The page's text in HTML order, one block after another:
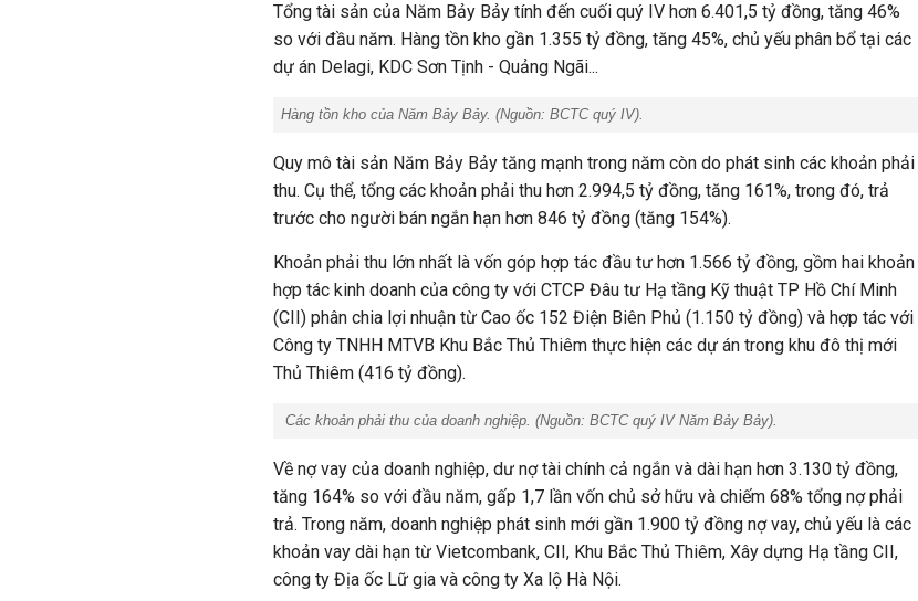
Tổng tài sản của Năm Bảy Bảy tính đến cuối quý IV hơn 6.401,5 tỷ đồng, tăng 46%
so với đầu năm. Hàng tồn kho gần 1.355 tỷ đồng, tăng 45%, chủ yếu phân bổ tại các
dự án Delagi, KDC Sơn Tịnh - Quảng Ngãi...
Hàng tồn kho của Năm Bảy Bảy. (Nguồn: BCTC quý IV).
Quy mô tài sản Năm Bảy Bảy tăng mạnh trong năm còn do phát sinh các khoản phải
thu. Cụ thể, tổng các khoản phải thu hơn 2.994,5 tỷ đồng, tăng 161%, trong đó, trả
trước cho người bán ngắn hạn hơn 846 tỷ đồng (tăng 154%).
Khoản phải thu lớn nhất là vốn góp hợp tác đầu tư hơn 1.566 tỷ đồng, gồm hai khoản
hợp tác kinh doanh của công ty với CTCP Đâu tư Hạ tầng Kỹ thuật TP Hồ Chí Minh
(CII) phân chia lợi nhuận từ Cao ốc 152 Điện Biên Phủ (1.150 tỷ đồng) và hợp tác với
Công ty TNHH MTVB Khu Bắc Thủ Thiêm thực hiện các dự án trong khu đô thị mới
Thủ Thiêm (416 tỷ đồng).
Các khoản phải thu của doanh nghiệp. (Nguồn: BCTC quý IV Năm Bảy Bảy).
Về nợ vay của doanh nghiệp, dư nợ tài chính cả ngắn và dài hạn hơn 3.130 tỷ đồng,
tăng 164% so với đầu năm, gấp 1,7 lần vốn chủ sở hữu và chiếm 68% tổng nợ phải
trả. Trong năm, doanh nghiệp phát sinh mới gần 1.900 tỷ đồng nợ vay, chủ yếu là các
khoản vay dài hạn từ Vietcombank, CII, Khu Bắc Thủ Thiêm, Xây dựng Hạ tầng CII,
công ty Địa ốc Lữ gia và công ty Xa lộ Hà Nội.